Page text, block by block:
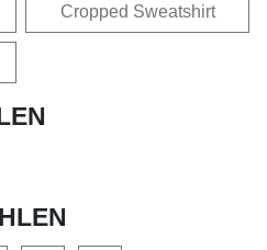
Cropped Sweatshirt